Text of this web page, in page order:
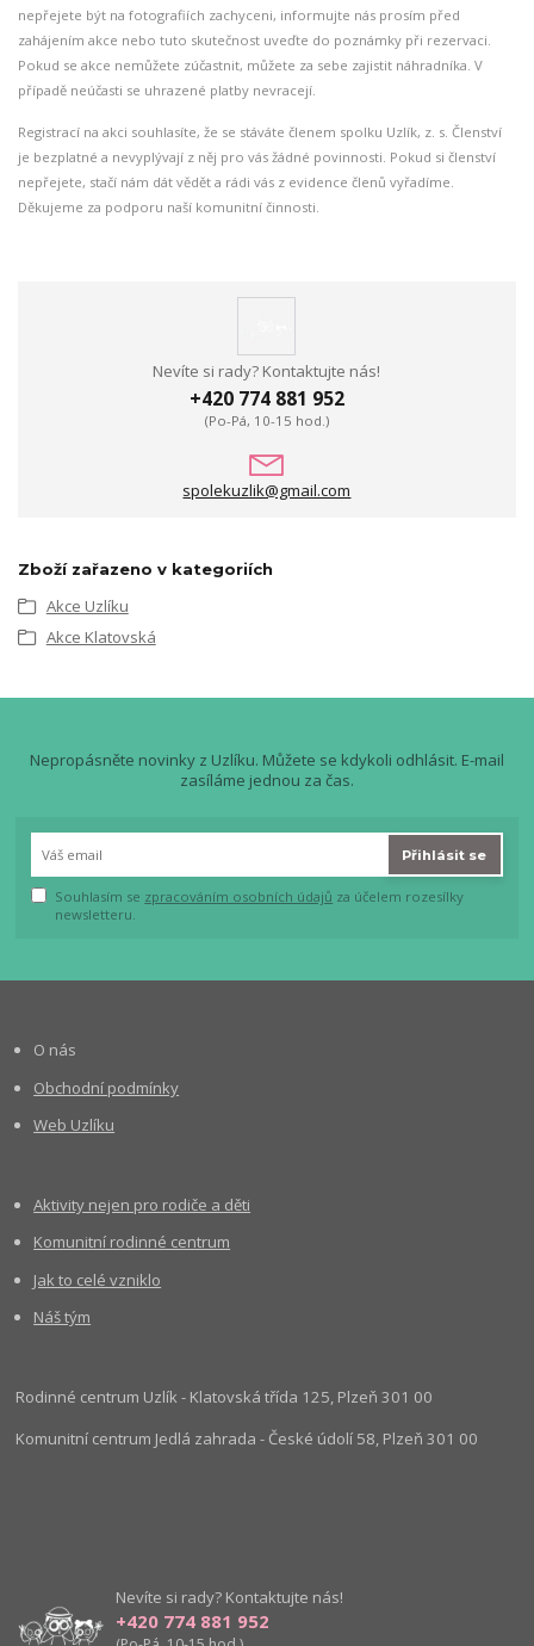
nepřejete být na fotografiích zachyceni, informujte nás prosím před
zahájením akce nebo tuto skutečnost uveďte do poznámky při rezervaci.
Pokud se akce nemůžete zúčastnit, můžete za sebe zajistit náhradníka. V
případě neúčasti se uhrazené platby nevracejí.
Registrací na akci souhlasíte, že se stáváte členem spolku Uzlík, z. s. Členství
je bezplatné a nevyplývají z něj pro vás žádné povinnosti. Pokud si členství
nepřejete, stačí nám dát vědět a rádi vás z evidence členů vyřadíme.
Děkujeme za podporu naší komunitní činnosti.
Nevíte si rady? Kontaktujte nás!
+420 774 881 952
(Po-Pá, 10-15 hod.)
spolekuzlik@gmail.com
Zboží zařazeno v kategoriích
Akce Uzlíku
Akce Klatovská
Nepropásněte novinky z Uzlíku. Můžete se kdykoli odhlásit. E-mail
zasíláme jednou za čas.
Přihlásit se
Souhlasím se zpracováním osobních údajů za účelem rozesílky
newsletteru.
O nás
Obchodní podmínky
Web Uzlíku
Aktivity nejen pro rodiče a děti
Komunitní rodinné centrum
Jak to celé vzniklo
Náš tým
Rodinné centrum Uzlík - Klatovská třída 125, Plzeň 301 00
Komunitní centrum Jedlá zahrada - České údolí 58, Plzeň 301 00
Nevíte si rady? Kontaktujte nás!
+420 774 881 952